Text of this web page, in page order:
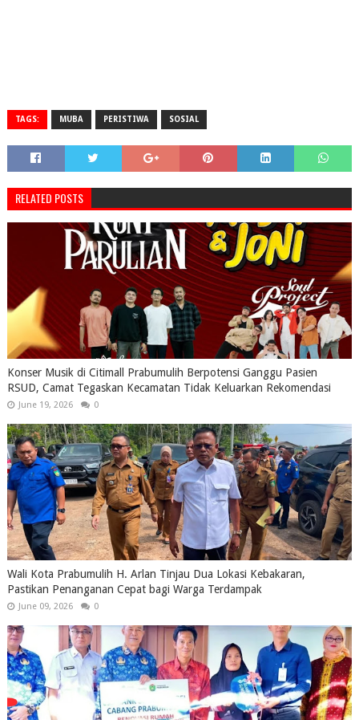
TAGS: MUBA PERISTIWA SOSIAL
RELATED POSTS
Konser Musik di Citimall Prabumulih Berpotensi Ganggu Pasien
RSUD, Camat Tegaskan Kecamatan Tidak Keluarkan Rekomendasi
June 19, 2026 0
Wali Kota Prabumulih H. Arlan Tinjau Dua Lokasi Kebakaran,
Pastikan Penanganan Cepat bagi Warga Terdampak
June 09, 2026 0